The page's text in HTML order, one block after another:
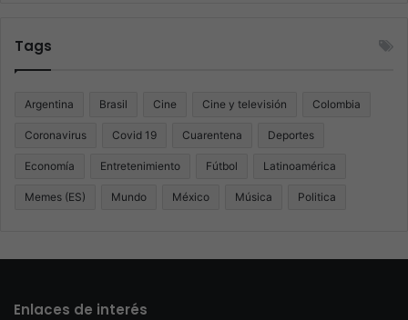
Tags
Argentina Brasil Cine Cine y televisión Colombia
Coronavirus Covid 19 Cuarentena Deportes
Economía Entretenimiento Fútbol Latinoamérica
Memes (ES) Mundo México Música Politica
Enlaces de interés